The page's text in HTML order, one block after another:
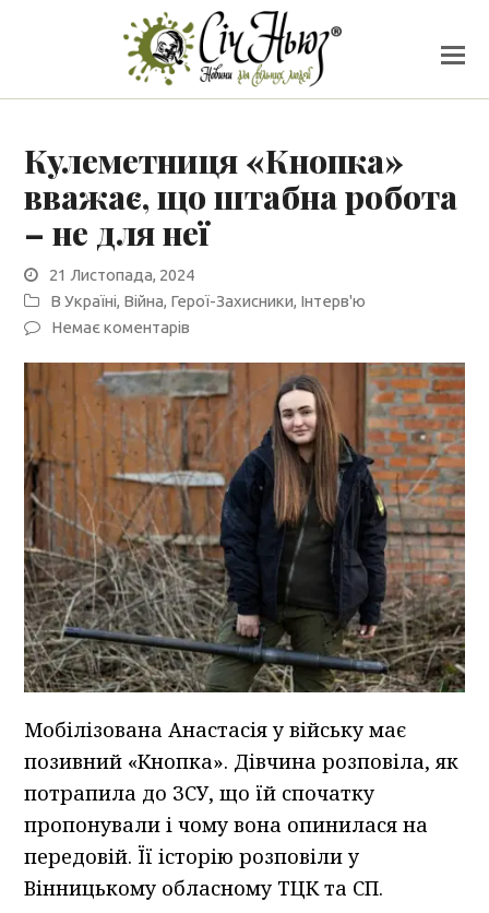
Кулеметниця «Кнопка»
вважає, що штабна робота
– не для неї
21 Листопада, 2024
В Україні, Війна, Герої-Захисники, Інтерв'ю
Немає коментарів
Мобілізована Анастасія у війську має
позивний «Кнопка». Дівчина розповіла, як
потрапила до ЗСУ, що їй спочатку
пропонували і чому вона опинилася на
передовій. Її історію розповіли у
Вінницькому обласному ТЦК та СП.